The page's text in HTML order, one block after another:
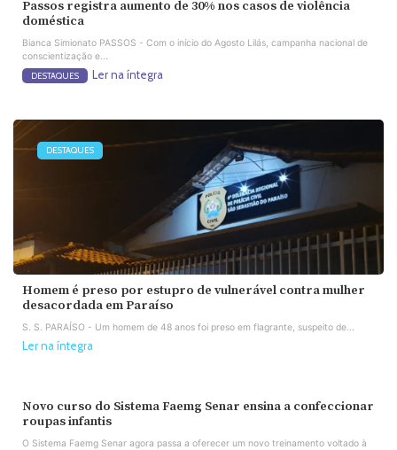
Passos registra aumento de 30% nos casos de violência
doméstica
Bianca Simionato PASSOS - Com o início do Agosto Lilás, campanha nacional de
conscientização e...
DESTAQUES Ler na íntegra
DESTAQUES
Homem é preso por estupro de vulnerável contra mulher
desacordada em Paraíso
S. S. PARAÍSO - Um homem de 48 anos foi preso em flagrante, suspeito de...
Ler na íntegra
Novo curso do Sistema Faemg Senar ensina a confeccionar
roupas infantis
O Sistema Faemg Senar agora passa a oferecer um novo treinamento voltado à